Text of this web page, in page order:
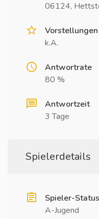
06124,
Vorstellungen
k.A.
Antwortrate
80 %
Antwortzeit
3 Tage
Spielerdetails
Spieler-Status
A-Jugend